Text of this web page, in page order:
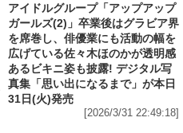
アイドルグループ「アップアップ
ガールズ(2)」卒業後はグラビア界
を席巻し、俳優業にも活動の幅を
広げている佐々木ほのかが透明感
あるビキニ姿も披露! デジタル写
真集「思い出になるまで」が本日
31日(火)発売
[2026/3/31 22:49:18]